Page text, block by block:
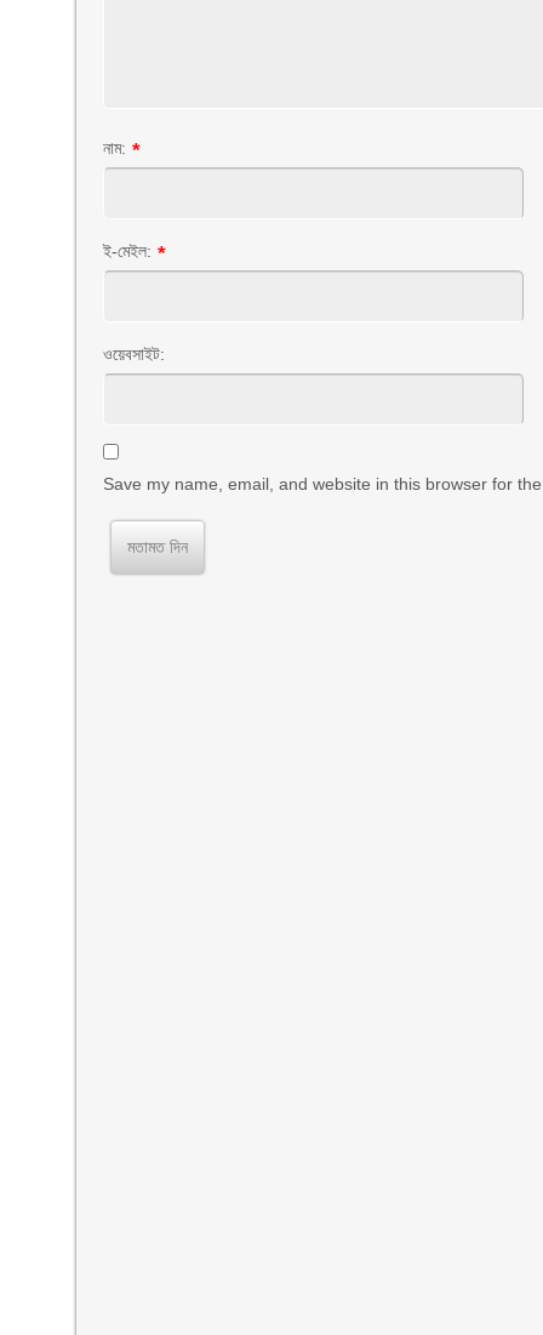
নাম: *
ই-মেইল: *
ওয়েবসাইট:
Save my name, email, and website in this browser for